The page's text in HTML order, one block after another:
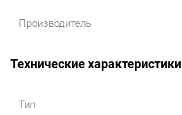
Производитель
Технические характеристики
Тип